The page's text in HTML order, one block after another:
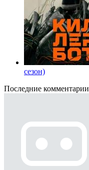
сезон)
Последние комментарии